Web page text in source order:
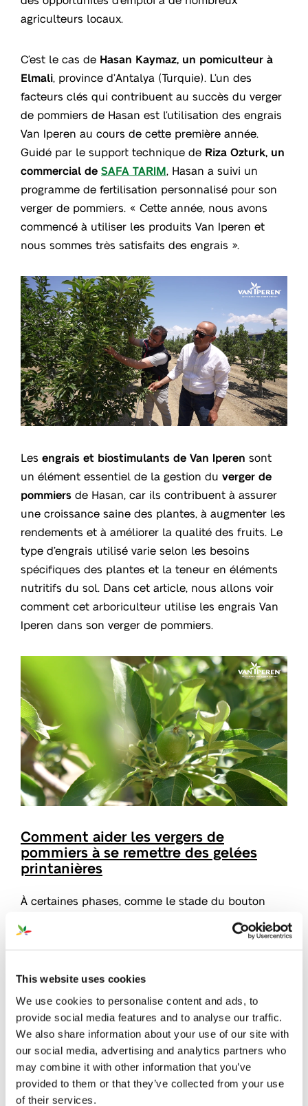
This website uses cookies
We use cookies to personalise content and ads, to
provide social media features and to analyse our traffic.
We also share information about your use of our site with
our social media, advertising and analytics partners who
may combine it with other information that you’ve
provided to them or that they’ve collected from your use
of their services.
agriculteurs locaux.
C’est le cas de Hasan Kaymaz, un pomiculteur à
Elmali , province d’Antalya (Turquie). L’un des
facteurs clés qui contribuent au succès du verger
de pommiers de Hasan est l’utilisation des engrais
Van Iperen au cours de cette première année.
Guidé par le support technique de Riza Ozturk, un
commercial de SAFA TARIM , Hasan a suivi un
programme de fertilisation personnalisé pour son
verger de pommiers. « Cette année, nous avons
commencé à utiliser les produits Van Iperen et
nous sommes très satisfaits des engrais ».
Les engrais et biostimulants de Van Iperen sont
un élément essentiel de la gestion du verger de
pommiers de Hasan, car ils contribuent à assurer
une croissance saine des plantes, à augmenter les
rendements et à améliorer la qualité des fruits. Le
type d’engrais utilisé varie selon les besoins
spécifiques des plantes et la teneur en éléments
nutritifs du sol. Dans cet article, nous allons voir
comment cet arboriculteur utilise les engrais Van
Iperen dans son verger de pommiers.
Comment aider les vergers de
pommiers à se remettre des gelées
printanières
À certaines phases, comme le stade du bouton
d’empêcher les événements
météorologiques extrêmes d’affecter la croissance
pendant/après les gelées soudaines au printemps.
Pour aider ses vergers de pommiers à se remettre
des coups de froid inattendus, Hasan a appliqué
Stim Pure AA, notre biostimulant formulé avec 85%
d’algues. «Nous remarquons un sérieux avantage
pendant la période de gel avec Stim Pure AA. Je